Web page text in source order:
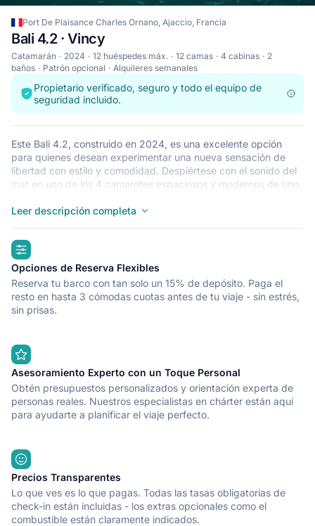
Port De Plaisance Charles Ornano, Ajaccio, Francia
Bali 4.2 · Vincy
Catamarán 2024 12 huéspedes máx. 12 camas 4 cabinas
2
baños
Patrón opcional Alquileres semanales
Propietario verificado, seguro y todo el equipo de
seguridad incluido.
Este Bali 4.2, construido en 2024, es una excelente opción
para quienes desean experimentar una nueva sensación de
libertad con estilo y comodidad. Despiértese con el sonido del
mar en uno de los 4 camarotes espaciosos y modernos de uno
duerman 12 personas y es ideal para navegar con amigos y
Ornano, Ajaccio, un punto de partida excepcional para recorrer
Francia en barco. ¡Que todo vaya viento en popa!
Leer descripción completa
highlights
Opciones de Reserva Flexibles
Reserva tu barco con tan solo un 15% de depósito. Paga el
resto en hasta 3 cómodas cuotas antes de tu viaje - sin estrés,
sin prisas.
Asesoramiento Experto con un Toque Personal
Obtén presupuestos personalizados y orientación experta de
personas reales. Nuestros especialistas en chárter están aquí
para ayudarte a planificar el viaje perfecto.
Precios Transparentes
Lo que ves es lo que pagas. Todas las tasas obligatorias de
check-in están incluidas - los extras opcionales como el
combustible están claramente indicados.